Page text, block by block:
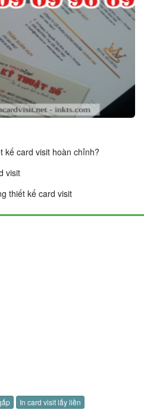
kế card visit hoàn chỉnh?
visit
thiết kế card visit
In card visit lấy liền